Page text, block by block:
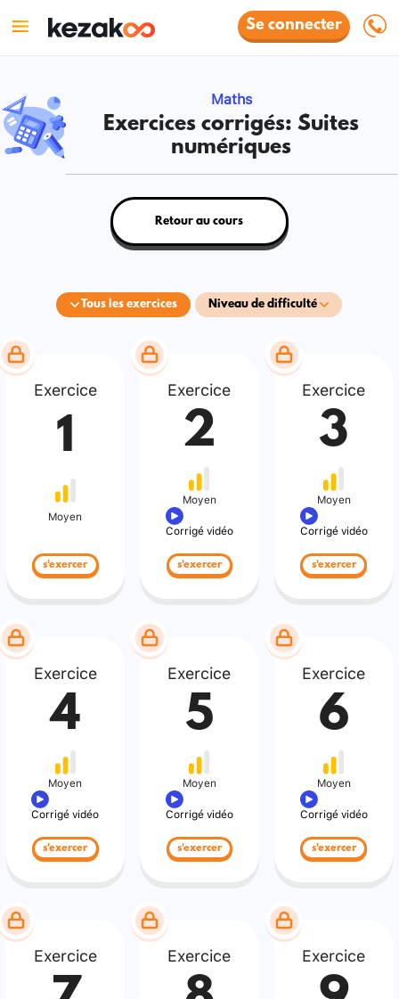
Se connecter
Maths
Exercices corrigés: Suites
numériques
Tous les exercices Niveau de difficulté
Retour au cours
Exercice
1
Moyen
s'exercer
Exercice
2
Moyen
Corrigé vidéo
s'exercer
Exercice
3
Moyen
Corrigé vidéo
s'exercer
Exercice
4
Moyen
Corrigé vidéo
s'exercer
Exercice
5
Moyen
Corrigé vidéo
s'exercer
Exercice
6
Moyen
Corrigé vidéo
s'exercer
Exercice Exercice Exercice